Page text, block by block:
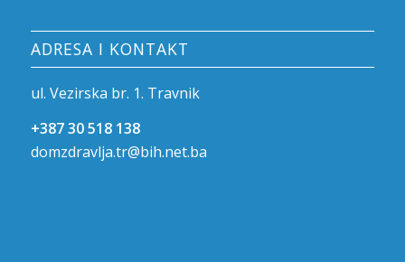
ADRESA I KONTAKT
ul. Vezirska br. 1. Travnik
+387 30 518 138
domzdravlja.tr@bih.net.ba